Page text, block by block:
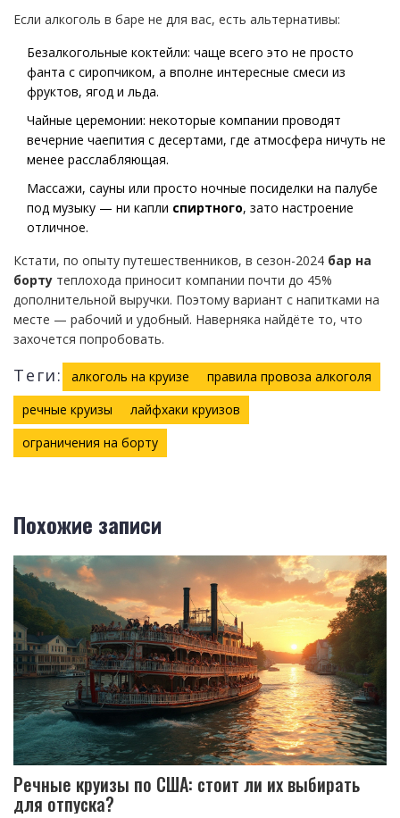
Если алкоголь в баре не для вас, есть альтернативы:
Безалкогольные коктейли: чаще всего это не просто
фанта с сиропчиком, а вполне интересные смеси из
фруктов, ягод и льда.
Чайные церемонии: некоторые компании проводят
вечерние чаепития с десертами, где атмосфера ничуть не
менее расслабляющая.
Массажи, сауны или просто ночные посиделки на палубе
под музыку — ни капли спиртного, зато настроение
отличное.
Кстати, по опыту путешественников, в сезон-2024 бар на
борту теплохода приносит компании почти до 45%
дополнительной выручки. Поэтому вариант с напитками на
месте — рабочий и удобный. Наверняка найдёте то, что
захочется попробовать.
Теги: алкоголь на круизе
правила провоза алкоголя
речные круизы
лайфхаки круизов
ограничения на борту
Похожие записи
Речные круизы по США: стоит ли их выбирать
для отпуска?